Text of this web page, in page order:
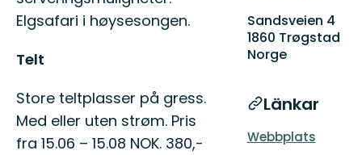
Elgsafari i høysesongen.
Telt
Store teltplasser på gress.
Med eller uten strøm. Pris
fra 15.06 – 15.08 NOK. 380,-
Sandsveien 4
1860 Trøgstad
Norge
Länkar
Webbplats